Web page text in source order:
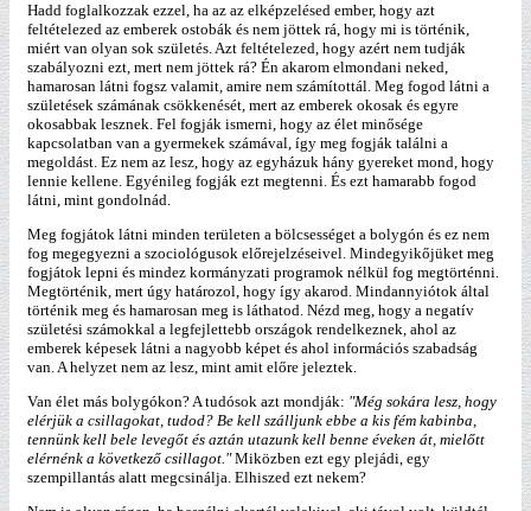
Hadd foglalkozzak ezzel, ha az az elképzelésed ember, hogy azt
feltételezed az emberek ostobák és nem jöttek rá, hogy mi is történik,
miért van olyan sok születés. Azt feltételezed, hogy azért nem tudják
szabályozni ezt, mert nem jöttek rá? Én akarom elmondani neked,
hamarosan látni fogsz valamit, amire nem számítottál. Meg fogod látni a
születések számának csökkenését, mert az emberek okosak és egyre
okosabbak lesznek. Fel fogják ismerni, hogy az élet minősége
kapcsolatban van a gyermekek számával, így meg fogják találni a
megoldást. Ez nem az lesz, hogy az egyházuk hány gyereket mond, hogy
lennie kellene. Egyénileg fogják ezt megtenni. És ezt hamarabb fogod
látni, mint gondolnád.
Meg fogjátok látni minden területen a bölcsességet a bolygón és ez nem
fog megegyezni a szociológusok előrejelzéseivel. Mindegyikőjüket meg
fogjátok lepni és mindez kormányzati programok nélkül fog megtörténni.
Megtörténik, mert úgy határozol, hogy így akarod. Mindannyiótok által
történik meg és hamarosan meg is láthatod. Nézd meg, hogy a negatív
születési számokkal a legfejlettebb országok rendelkeznek, ahol az
emberek képesek látni a nagyobb képet és ahol információs szabadság
van. A helyzet nem az lesz, mint amit előre jeleztek.
Van élet más bolygókon? A tudósok azt mondják: "Még sokára lesz, hogy
elérjük a csillagokat, tudod? Be kell szálljunk ebbe a kis fém kabinba,
tennünk kell bele levegőt és aztán utazunk kell benne éveken át, mielőtt
elérnénk a következő csillagot."Miközben ezt egy plejádi, egy
szempillantás alatt megcsinálja. Elhiszed ezt nekem?